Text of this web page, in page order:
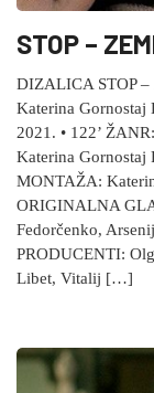
STOP –
DIZALICA STOP –
Katerina
2021. • 122’
Katerina Gornostaj
MONTAŽA:
ORIGINALNA
Fedorčenko,
PRODUCENTI:
Libet, Vitalij […]